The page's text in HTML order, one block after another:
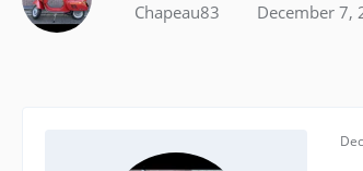
Chapeau83 December 7,